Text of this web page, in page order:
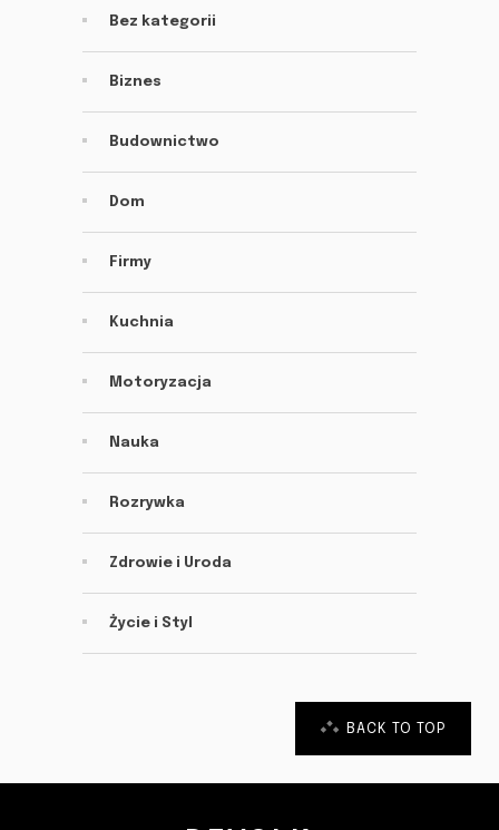
Bez kategorii
Biznes
Budownictwo
Dom
Firmy
Kuchnia
Motoryzacja
Nauka
Rozrywka
Zdrowie i Uroda
Życie i Styl
BACK TO TOP